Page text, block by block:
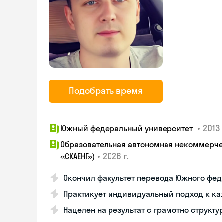
Подобрать время
Южный федеральный университет • 2013
Образовательная автономная
«СКАЕНГ») • 2026 г.
Окончил факультет перевода Южного
Практикует индивидуальный подход к
Нацелен на результат с грамотно